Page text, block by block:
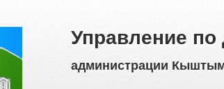
Управление по
администрации